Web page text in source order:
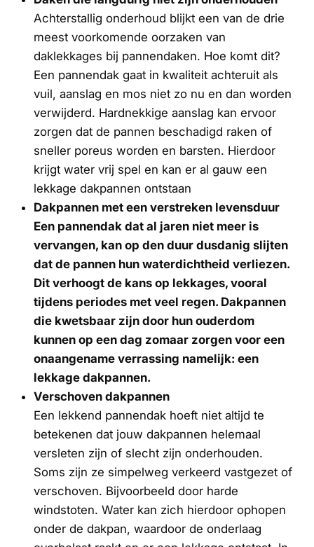
Achterstallig onderhoud blijkt een van de drie
meest voorkomende oorzaken van
daklekkages bij pannendaken. Hoe komt dit?
Een pannendak gaat in kwaliteit achteruit als
vuil, aanslag en mos niet zo nu en dan worden
verwijderd. Hardnekkige aanslag kan ervoor
zorgen dat de pannen beschadigd raken of
sneller poreus worden en barsten. Hierdoor
krijgt water vrij spel en kan er al gauw een
lekkage dakpannen ontstaan
Dakpannen met een verstreken levensduur
Een pannendak dat al jaren niet meer is
vervangen, kan op den duur dusdanig slijten
dat de pannen hun waterdichtheid verliezen.
Dit verhoogt de kans op lekkages, vooral
tijdens periodes met veel regen. Dakpannen
die kwetsbaar zijn door hun ouderdom
kunnen op een dag zomaar zorgen voor een
onaangename verrassing namelijk: een
lekkage dakpannen.
Verschoven dakpannen
Een lekkend pannendak hoeft niet altijd te
betekenen dat jouw dakpannen helemaal
versleten zijn of slecht zijn onderhouden.
Soms zijn ze simpelweg verkeerd vastgezet of
verschoven. Bijvoorbeeld door harde
windstoten. Water kan zich hierdoor ophopen
onder de dakpan, waardoor de onderlaag